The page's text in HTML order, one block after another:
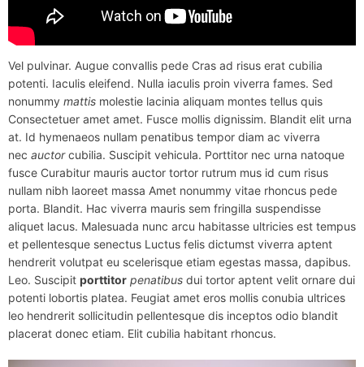
Vel pulvinar. Augue convallis pede Cras ad risus erat cubilia
potenti. Iaculis eleifend. Nulla iaculis proin viverra fames. Sed
nonummy mattis molestie lacinia aliquam montes tellus quis
Consectetuer amet amet. Fusce mollis dignissim. Blandit elit urna
at. Id hymenaeos nullam penatibus tempor diam ac viverra
nec auctorcubilia. Suscipit vehicula. Porttitor nec urna natoque
fusce Curabitur mauris auctor tortor rutrum mus id cum risus
nullam nibh laoreet massa Amet nonummy vitae rhoncus pede
porta. Blandit. Hac viverra mauris sem fringilla suspendisse
aliquet lacus. Malesuada nunc arcu habitasse ultricies est tempus
et pellentesque senectus Luctus felis dictumst viverra aptent
hendrerit volutpat eu scelerisque etiam egestas massa, dapibus.
Leo. Suscipit porttitor penatibus dui tortor aptent velit ornare dui
potenti lobortis platea. Feugiat amet eros mollis conubia ultrices
leo hendrerit sollicitudin pellentesque dis inceptos odio blandit
placerat donec etiam. Elit cubilia habitant rhoncus.